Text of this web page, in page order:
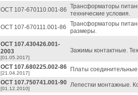
ОСТ 107-670110.001-86 Трансформаторы
технические условия.
ОСТ 107-670111.001-86
Трансформаторы
размеры.
ОСТ 107.430426.001-
2003
[01.05.2017]
Зажимы контактные.
ОСТ 107.680225.002-86
[21.04.2017]
Платы соединительные
ОСТ 107.750741.001-90
[01.12.2010]
Лепестки монтажные.